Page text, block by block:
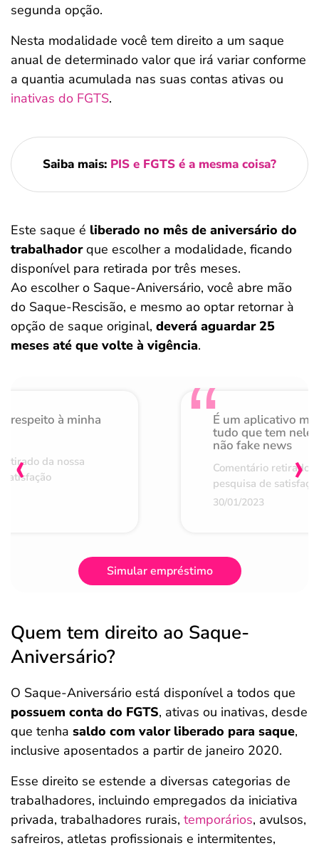
segunda opção.
Nesta modalidade você tem direito a um saque
anual de determinado valor que irá variar conforme
a quantia acumulada nas suas contas ativas ou
inativas do FGTS.
Saiba mais: PIS e FGTS é a mesma coisa?
Este saque é liberado no mês de aniversário do
trabalhadorque escolher a modalidade, ficando
disponível para retirada por três meses.
Ao escolher o Saque-Aniversário, você abre mão
do Saque-Rescisão, e mesmo ao optar retornar à
opção de saque original, deverá aguardar 25
meses até que volte à vigência.
respeito à minha
da nossa
É um aplicativo
tudo que tem nele
não fake news
Comentário retirado
pesquisa de
30/01/2023
‹ ›
Simular empréstimo
Quem tem direito ao Saque-
Aniversário?
O Saque-Aniversário está disponível a todos que
possuem conta do FGTS, ativas ou inativas, desde
que tenha saldo com valor liberado para saque,
inclusive aposentados a partir de janeiro 2020.
Esse direito se estende a diversas categorias de
trabalhadores, incluindo empregados da iniciativa
privada, trabalhadores rurais, temporários, avulsos,
safreiros, atletas profissionais e intermitentes,